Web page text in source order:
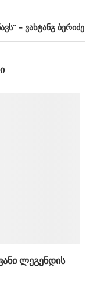
– ვახტანგ ბერიძე
ლეგენდის